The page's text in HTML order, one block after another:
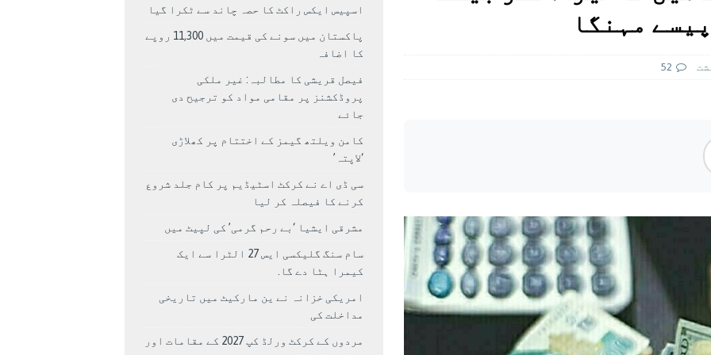
پر کام جلد شروع کرنے کا فیصلہ کر لیا پاکستان
حصہ چاند سے ٹکرا گیا تازہ ترين
52
اسپیس ایکس راکٹ کا حصہ چاند سے ٹکرا گیا
پاکستان میں سونے کی قیمت میں 11,300 روپے
کا اضافہ
فیصل قریشی کا مطالبہ: غیر ملکی
پروڈکشنز پر مقامی مواد کو ترجیح دی
جائے
کامن ویلتھ گیمز کے اختتام پر کھلاڑی
‘لاپتہ’
سی ڈی اے نے کرکٹ اسٹیڈیم پر کام جلد شروع
کرنے کا فیصلہ کر لیا
مشرقی ایشیا ‘بے رحم گرمی’ کی لپیٹ میں
سام سنگ گلیکسی ایس 27 الٹرا سے ایک
کیمرا ہٹا دے گا.
امریکی خزانہ نے ین مارکیٹ میں تاریخی
مداخلت کی
مردوں کے کرکٹ ورلڈ کپ 2027 کے مقامات اور